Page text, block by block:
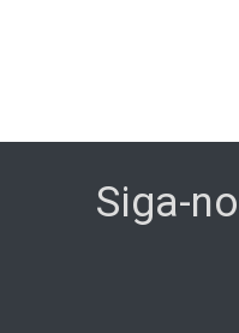
Siga-